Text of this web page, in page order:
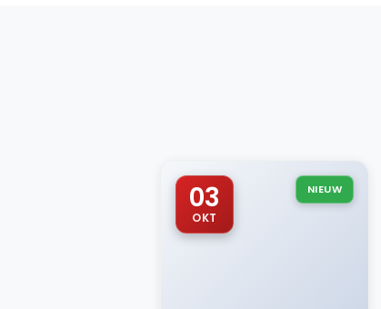
03
OKT
NIEUW